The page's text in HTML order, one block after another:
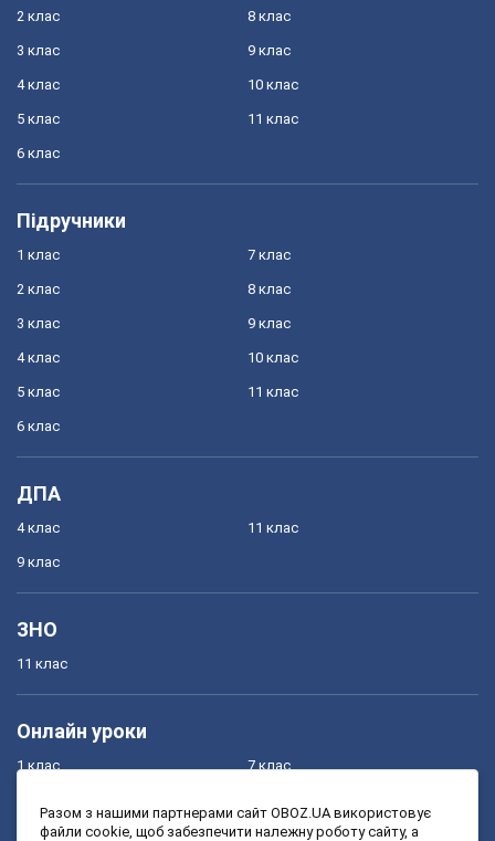
2 клас
3 клас
4 клас
5 клас
6 клас
8 клас
9 клас
10 клас
11 клас
Підручники
1 клас
2 клас
3 клас
4 клас
5 клас
6 клас
7 клас
8 клас
9 клас
10 клас
11 клас
ДПА
4 клас
9 клас
11 клас
ЗНО
11 клас
Онлайн уроки
1 клас
3 клас
7 клас
9 клас
Разом з нашими партнерами сайт OBOZ.UA використовує
файли cookie, щоб забезпечити належну роботу сайту, а